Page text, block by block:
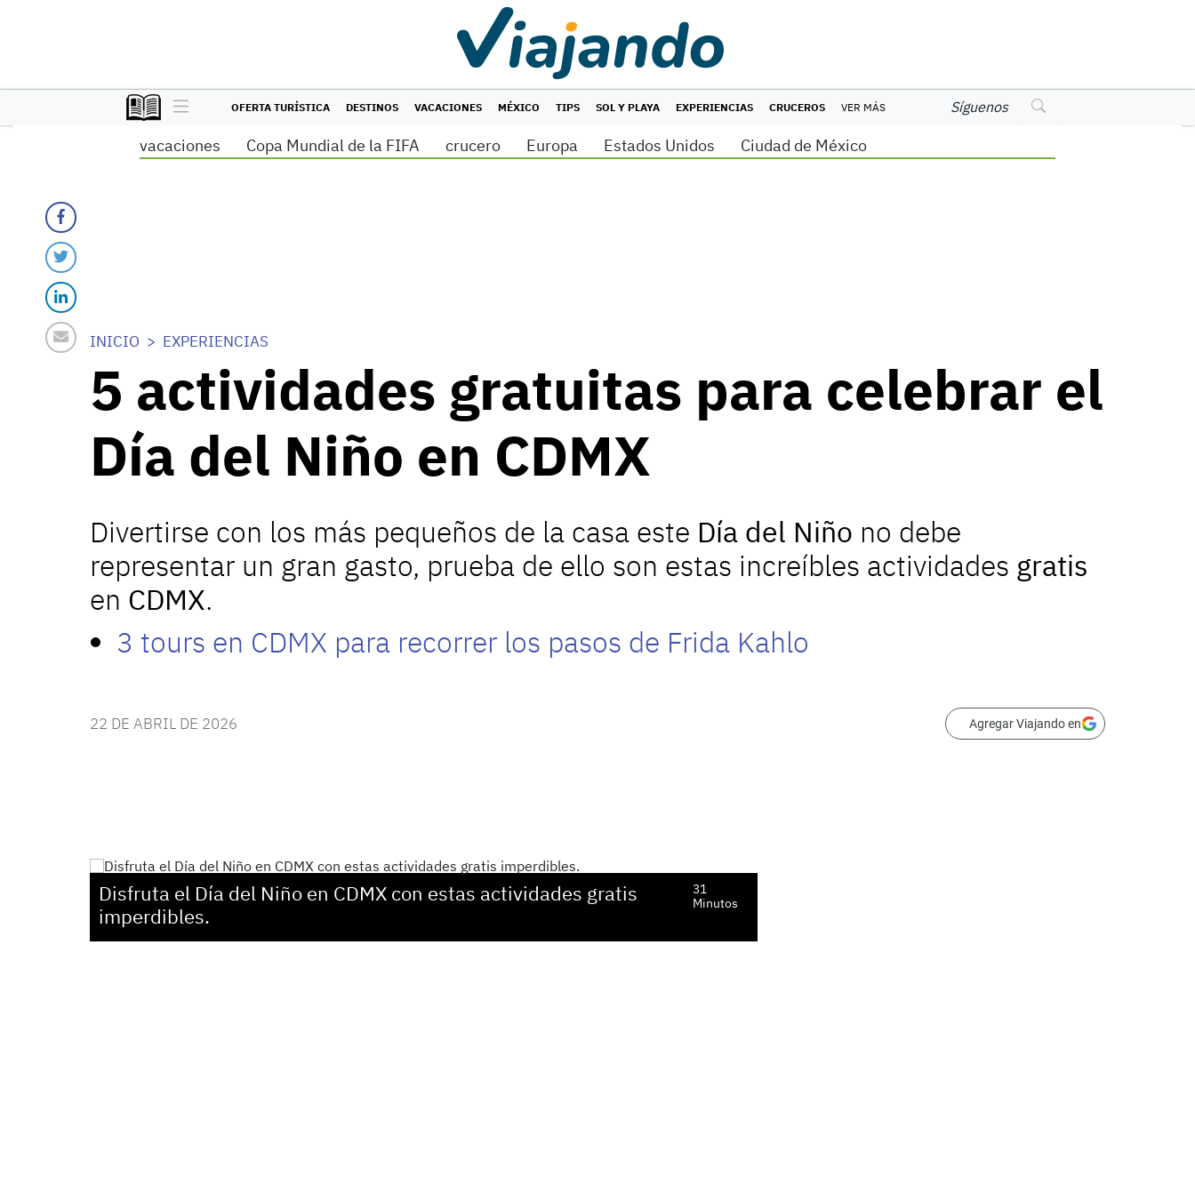
OFERTA TURÍSTICA DESTINOS VACACIONES MÉXICO TIPS SOL Y PLAYA EXPERIENCIAS CRUCEROS VER MÁS Síguenos
vacaciones Copa Mundial de la FIFA crucero Europa Estados Unidos Ciudad de México
INICIO EXPERIENCIAS
5 actividades gratuitas para celebrar el
Día del Niño en CDMX
Divertirse con los más pequeños de la casa este Día del Niño no debe
representar un gran gasto, prueba de ello son estas increíbles actividades gratis
en CDMX.
3 tours en CDMX para recorrer los pasos de Frida Kahlo
22 DE ABRIL DE 2026 Agregar Viajando en
Disfruta el Día del Niño en CDMX con estas actividades gratis
imperdibles.
31
Minutos